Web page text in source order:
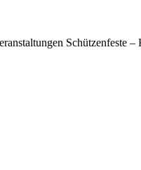
Schützenfeste